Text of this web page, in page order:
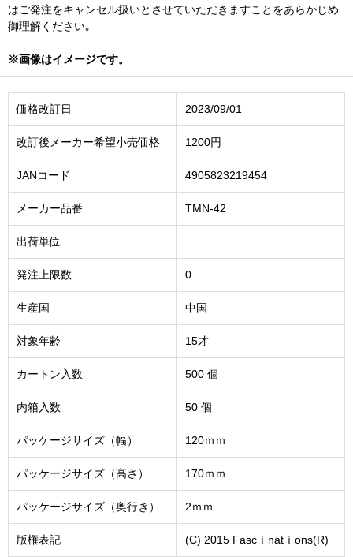
はご発注をキャンセル扱いとさせていただきますことをあらかじめ
御理解ください｡
※画像はイメージです。
価格改訂日 2023/09/01
改訂後メーカー希望小売価格 1200円
JANコード 4905823219454
メーカー品番 TMN-42
出荷単位
発注上限数 0
生産国 中国
対象年齢 15才
カートン入数 500 個
内箱入数 50 個
パッケージサイズ（幅） 120ｍｍ
パッケージサイズ（高さ） 170ｍｍ
パッケージサイズ（奥行き） 2ｍｍ
版権表記 (C) 2015 Fascｉnatｉons(R)